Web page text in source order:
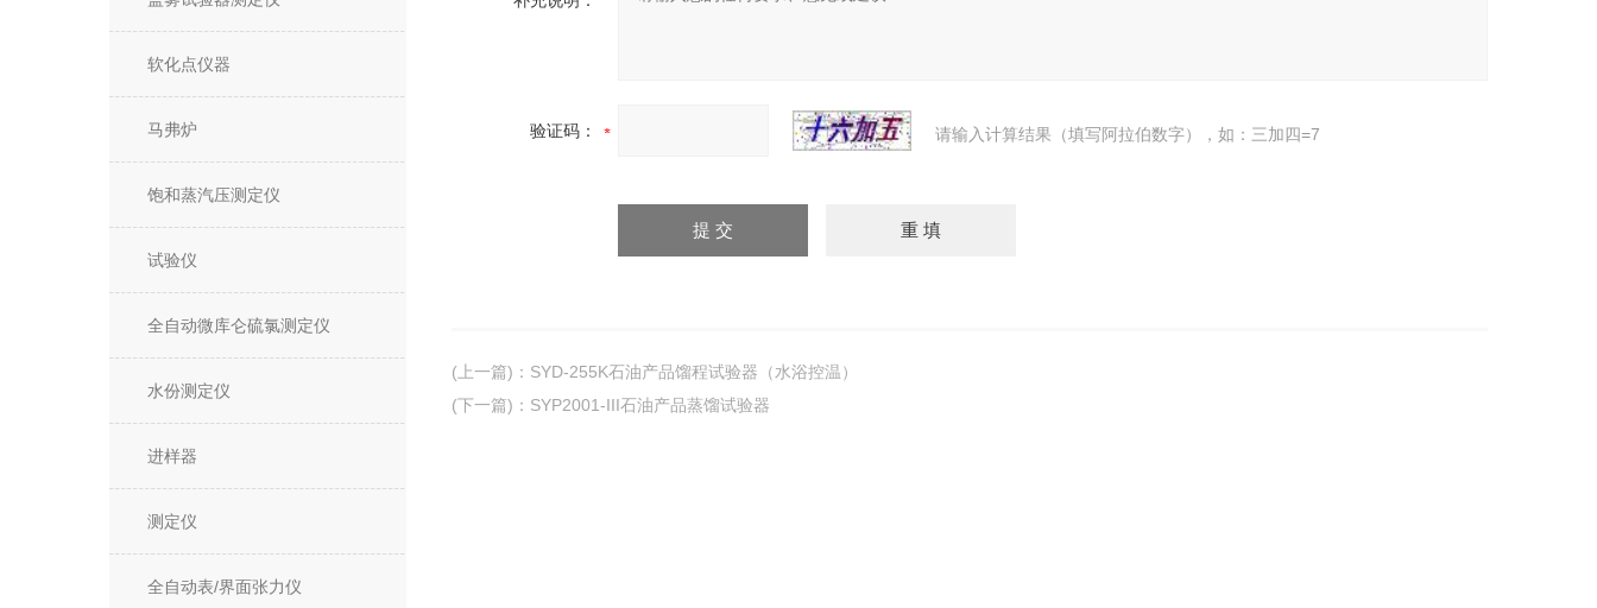
软化点仪器
马弗炉
饱和蒸汽压测定仪
试验仪
全自动微库仑硫氯测定仪
水份测定仪
进样器
测定仪
全自动表/界面张力仪
验证码： 请输入计算结果（填写阿拉伯数字），如：三加四=7
(上一篇) ： SYD-255K石油产品馏程试验器（水浴控温）
(下一篇) ： SYP2001-III石油产品蒸馏试验器